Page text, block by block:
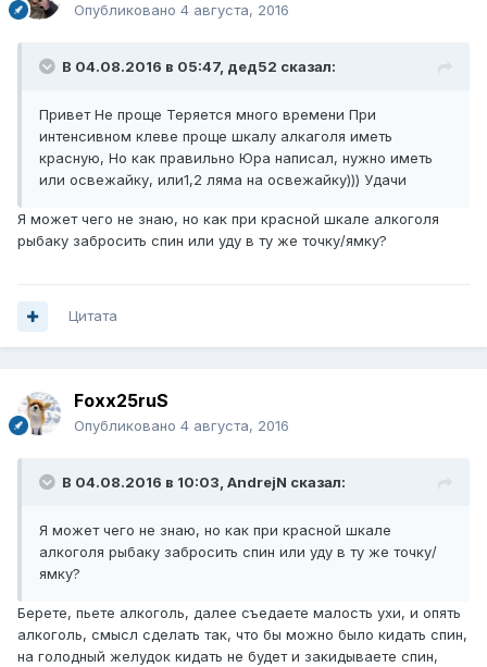
Опубликовано 4 августа, 2016
В 04.08.2016 в 05:47, дед52 сказал:
Привет Не проще Теряется много времени При
интенсивном клеве проще шкалу алкаголя иметь
красную, Но как правильно Юра написал, нужно иметь
или освежайку, или1,2 ляма на освежайку))) Удачи
Я может чего не знаю, но как при красной шкале алкоголя
рыбаку забросить спин или уду в ту же точку/ямку?
Цитата
Foxx25ruS
Опубликовано 4 августа, 2016
В 04.08.2016 в 10:03, AndrejN сказал:
Я может чего не знаю, но как при красной шкале
алкоголя рыбаку забросить спин или уду в ту же точку/
ямку?
Берете, пьете алкоголь, далее съедаете малость ухи, и опять
алкоголь, смысл сделать так, что бы можно было кидать спин,
на голодный желудок кидать не будет и закидываете спин,